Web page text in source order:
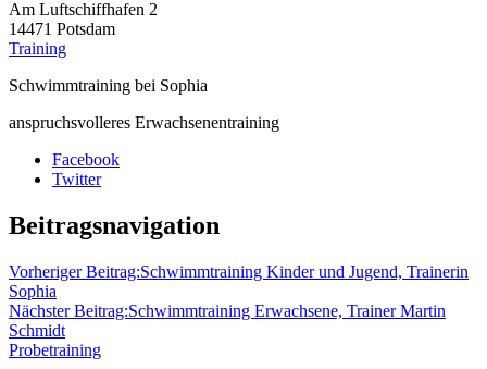
Am Luftschiffhafen 2
14471 Potsdam
Training
Schwimmtraining bei Sophia
anspruchsvolleres Erwachsenentraining
Facebook
Twitter
Beitragsnavigation
Vorheriger Beitrag:Schwimmtraining Kinder und Jugend, Trainerin
Sophia
Nächster Beitrag:Schwimmtraining Erwachsene, Trainer Martin
Schmidt
Probetraining